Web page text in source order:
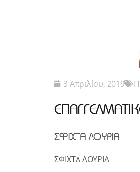
3 Απριλίου, 2019
ΣΦΙΧΤΑ ΛΟΥΡΙΑ
ΣΦΙΧΤΑ ΛΟΥΡΙΑ